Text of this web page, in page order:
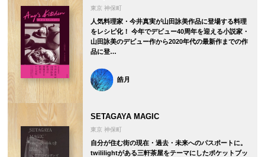
東京 神保町
人気料理家・今井真実が山田詠美作品に登場する料理
をレシピ化！ 今年でデビュー40周年を迎える小説家・
山田詠美のデビュー作から2020年代の最新作までの作
品に登…
皓月
SETAGAYA MAGIC
東京 神保町
自分が住む街の現在・過去・未来へのパスポートに。
twililightがある三軒茶屋をテーマにしたポケットブッ